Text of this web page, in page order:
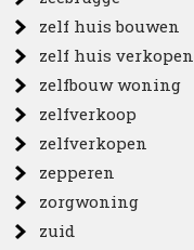
zelf huis bouwen
zelf huis verkopen
zelfbouw woning
zelfverkoop
zelfverkopen
zepperen
zorgwoning
zuid